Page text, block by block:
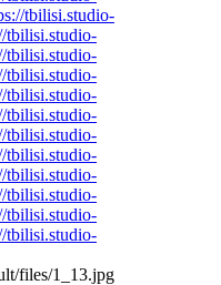
tbilisi.studio-
tbilisi.studio-
tbilisi.studio-
tbilisi.studio-
tbilisi.studio-
tbilisi.studio-
tbilisi.studio-
tbilisi.studio-
tbilisi.studio-
tbilisi.studio-
tbilisi.studio-
tbilisi.studio-
files/1_13.jpg